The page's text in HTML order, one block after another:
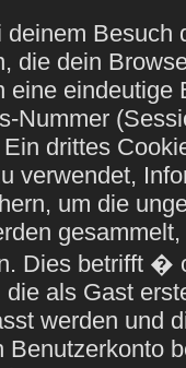
die dein
eine
Nummer
drittes
verwendet,
um die
Dies betrifft
als Gast
werden und
Benutzerkonto